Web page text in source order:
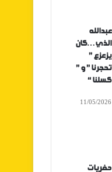
عبدالله
الذي…كان
يزعزع ”
تحجرنا ” و ”
كسلنا “
11/05/2026
حفريات